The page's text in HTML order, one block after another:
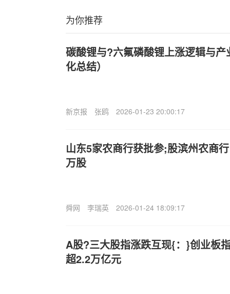
为你推荐
碳酸锂与?六氟磷酸锂上涨逻辑与
化总结）
新京报 张鸥 2026-01-23 20:00:17
山东5家农商行获批参;股滨州农商
万股
舜网 李瑞英 2026-01-24 18:09:17
A股?三大股指涨跌互现{：}创业板
超2.2万亿元